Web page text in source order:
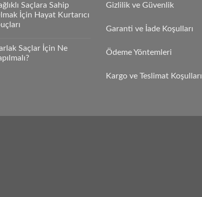
Saçlara Sahip
İçin Hayat Kurtarıcı
Saçlar İçin Ne
Gizlilik ve Güvenlik
Garanti ve İade Koşulları
Ödeme Yöntemleri
Kargo ve Teslimat Koşulları